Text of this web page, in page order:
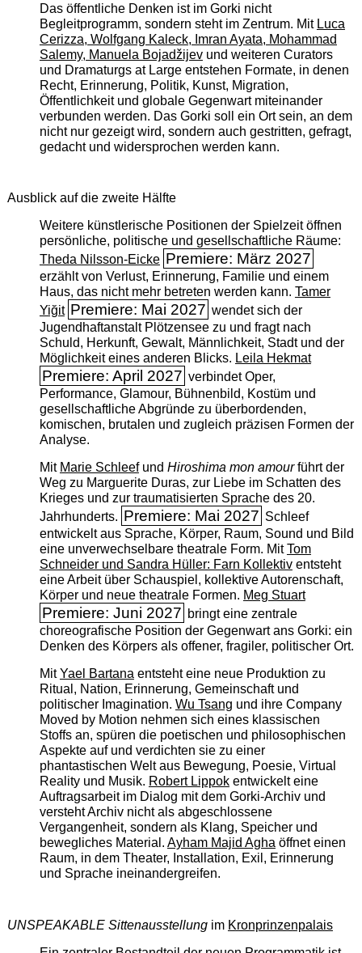
Das öffentliche Denken ist im Gorki nicht
Begleitprogramm, sondern steht im Zentrum. Mit Luca
Cerizza, Wolfgang Kaleck, Imran Ayata, Mohammad
Salemy, Manuela Bojadžijevund weiteren Curators
und Dramaturgs at Large entstehen Formate, in denen
Recht, Erinnerung, Politik, Kunst, Migration,
Öffentlichkeit und globale Gegenwart miteinander
verbunden werden. Das Gorki soll ein Ort sein, an dem
nicht nur gezeigt wird, sondern auch gestritten, gefragt,
gedacht und widersprochen werden kann.
Ausblick auf die zweite Hälfte
Weitere künstlerische Positionen der Spielzeit öffnen
persönliche, politische und gesellschaftliche Räume:
Theda Nilsson-Eicke Premiere: März 2027
erzählt von Verlust, Erinnerung, Familie und einem
Haus, das nicht mehr betreten werden kann. Tamer
Yiğit Premiere: Mai 2027 wendet sich der
Jugendhaftanstalt Plötzensee zu und fragt nach
Schuld, Herkunft, Gewalt, Männlichkeit, Stadt und der
Möglichkeit eines anderen Blicks. Leila Hekmat
Premiere: April 2027 verbindet Oper,
Performance, Glamour, Bühnenbild, Kostüm und
gesellschaftliche Abgründe zu überbordenden,
komischen, brutalen und zugleich präzisen Formen der
Analyse.
Mit Marie Schleefund Hiroshima mon amourführt der
Weg zu Marguerite Duras, zur Liebe im Schatten des
Krieges und zur traumatisierten Sprache des 20.
Jahrhunderts. Premiere: Mai 2027 Schleef
entwickelt aus Sprache, Körper, Raum, Sound und Bild
eine unverwechselbare theatrale Form. MitTom
Schneider und Sandra Hüller: Farn Kollektiventsteht
eine Arbeit über Schauspiel, kollektive Autorenschaft,
Körper und neue theatrale Formen. Meg Stuart
Premiere: Juni 2027 bringt eine zentrale
choreografische Position der Gegenwart ans Gorki: ein
Denken des Körpers als offener, fragiler, politischer Ort.
MitYael Bartanaentsteht eine neue Produktion zu
Ritual, Nation, Erinnerung, Gemeinschaft und
politischer Imagination. Wu Tsang und ihre Company
Moved by Motion nehmen sich eines klassischen
Stoffs an, spüren die poetischen und philosophischen
Aspekte auf und verdichten sie zu einer
phantastischen Welt aus Bewegung, Poesie, Virtual
Reality und Musik. Robert Lippokentwickelt eine
Auftragsarbeit im Dialog mit dem Gorki-Archiv und
versteht Archiv nicht als abgeschlossene
Vergangenheit, sondern als Klang, Speicher und
bewegliches Material. Ayham Majid Aghaöffnet einen
Raum, in dem Theater, Installation, Exil, Erinnerung
und Sprache ineinandergreifen.
UNSPEAKABLE Sittenausstellungim Kronprinzenpalais